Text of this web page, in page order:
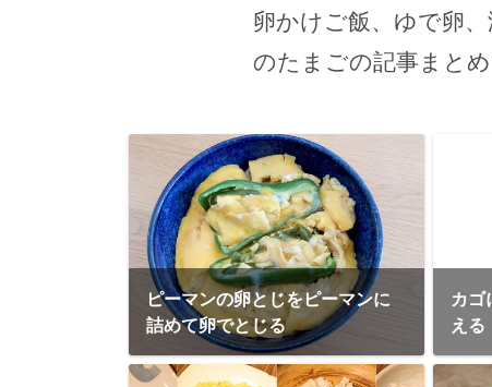
卵かけご飯、ゆで卵
のたまごの記事まとめ
ピーマンの卵とじをピーマンに
詰めて卵でとじる
カゴ
える